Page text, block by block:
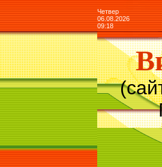
Четвер
06.08.2026
09:18